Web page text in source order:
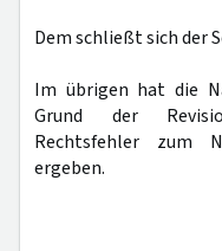
Dem schließt sich der
Im übrigen hat die
Grund der
Rechtsfehler zum
ergeben.